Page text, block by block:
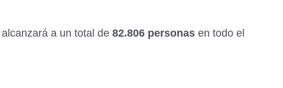
a un total de 82.806 personas en todo el